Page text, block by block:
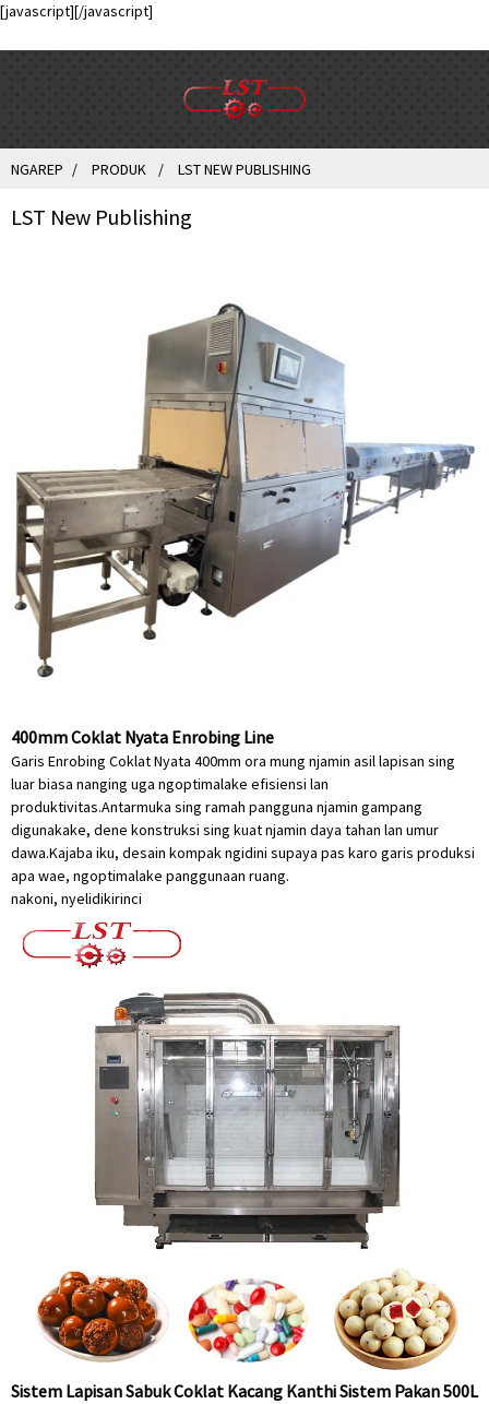
[javascript][/javascript]
NGAREP PRODUK LST NEW PUBLISHING
LST New Publishing
400mm Coklat Nyata Enrobing Line
Garis Enrobing Coklat Nyata 400mm ora mung njamin asil lapisan sing
luar biasa nanging uga ngoptimalake efisiensi lan
produktivitas.Antarmuka sing ramah pangguna njamin gampang
digunakake, dene konstruksi sing kuat njamin daya tahan lan umur
dawa.Kajaba iku, desain kompak ngidini supaya pas karo garis produksi
apa wae, ngoptimalake panggunaan ruang.
nakoni, nyelidikirinci
Sistem Lapisan Sabuk Coklat Kacang Kanthi Sistem Pakan 500L